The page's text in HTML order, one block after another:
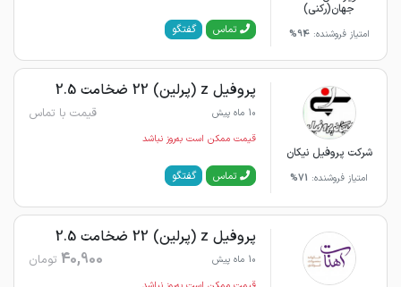
جهان(رکنی)
امتیاز فروشنده:94% تماس گفتگو
شرکت پروفیل نیکان
امتیاز فروشنده: 71%
پروفیل z (پرلین) 22 ضخامت 2.5
10 ماه پیش قیمت با تماس
قیمت ممکن است به‌روز نباشد
تماس گفتگو
پروفیل z (پرلین) 22 ضخامت 2.5
10 ماه پیش 40,900 تومان